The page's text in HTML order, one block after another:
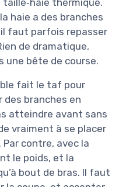
taille‑haie thermique.
haie a des branches
il faut parfois repasser
de dramatique,
une bête de course.
fait le taf pour
des branches en
atteindre avant sans
vraiment à se placer
contre, avec la
le poids, et la
bout de bras. Il faut